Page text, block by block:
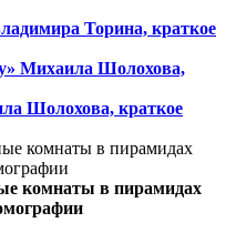
Торина, краткое
Михаила Шолохова,
Шолохова, краткое
комнаты в пирамидах